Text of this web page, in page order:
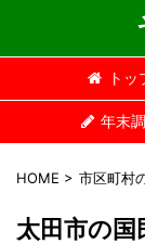
トッ
年末
HOME > 市区町村
太田市の国